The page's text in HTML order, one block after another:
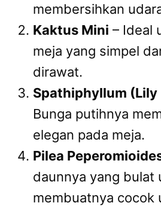
membersihkan
Kaktus Mini – Ideal
meja yang simpel
dirawat.
Spathiphyllum (Lily
Bunga putihnya
elegan pada meja.
Pilea
daunnya yang bulat
membuatnya cocok